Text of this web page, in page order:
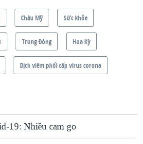
Châu Mỹ Sức khỏe
Trung Ðông Hoa Kỳ
Dịch viêm phổi cấp virus corona
19: Nhiều cam go